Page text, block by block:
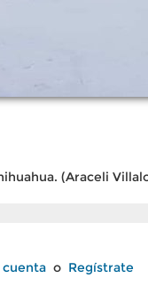
(Araceli
o Regístrate